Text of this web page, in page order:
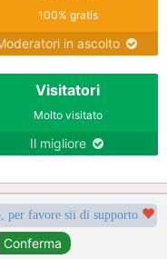
100% gratis
in ascolto
Visitatori
Molto visitato
Il migliore
per favore sii di supporto